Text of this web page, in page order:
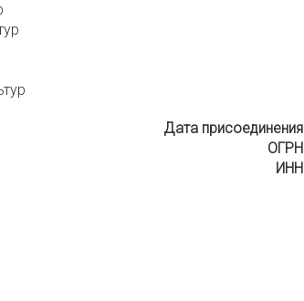
Дата присоединения
ОГРН
ИНН